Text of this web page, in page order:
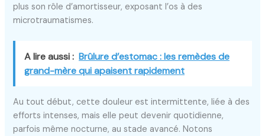
plus son rôle d’amortisseur, exposant l’os à des
microtraumatismes.
A lire aussi : Brûlure d’estomac : les remèdes de
grand-mère qui apaisent rapidement
Au tout début, cette douleur est intermittente, liée à des
efforts intenses, mais elle peut devenir quotidienne,
parfois même nocturne, au stade avancé. Notons